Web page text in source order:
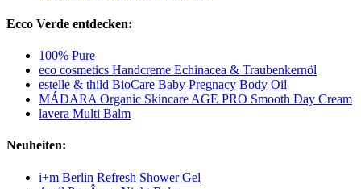
Ecco Verde entdecken:
100% Pure
eco cosmetics Handcreme Echinacea & Traubenkernöl
estelle & thild BioCare Baby Pregnacy Body Oil
MÁDARA Organic Skincare AGE PRO Smooth Day Cream
lavera Multi Balm
Neuheiten:
i+m Berlin Refresh Shower Gel